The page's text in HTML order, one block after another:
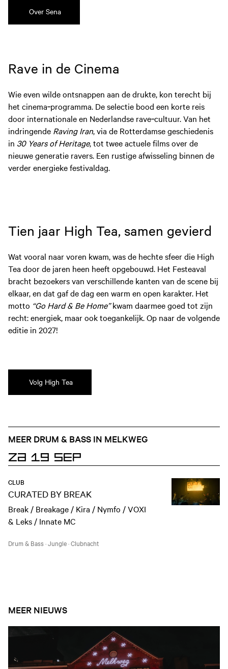
Over Sena
Rave in de Cinema
Wie even wilde ontsnappen aan de drukte, kon terecht bij
het cinema‑programma. De selectie bood een korte reis
door internationale en Nederlandse rave‑cultuur. Van het
indringende Raving Iran, via de Rotterdamse geschiedenis
in 30 Years of Heritage, tot twee actuele films over de
nieuwe generatie ravers. Een rustige afwisseling binnen de
verder energieke festivaldag.
Tien jaar High Tea, samen gevierd
Wat vooral naar voren kwam, was de hechte sfeer die High
Tea door de jaren heen heeft opgebouwd. Het Festeaval
bracht bezoekers van verschillende kanten van de scene bij
elkaar, en dat gaf de dag een warm en open karakter. Het
motto “Go Hard & Be Home”kwam daarmee goed tot zijn
recht: energiek, maar ook toegankelijk. Op naar de volgende
editie in 2027!
Volg High Tea
MEER DRUM & BASS IN MELKWEG
ZA 19 SEP
CLUB
CURATED BY BREAK
Break / Breakage / Kira / Nymfo / VOXI
& Leks / Innate MC
Drum & Bass·Jungle·Clubnacht
MEER NIEUWS
Open nieuws artikel